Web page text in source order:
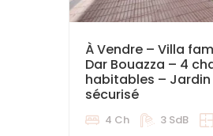
À Vendre – Villa
Dar Bouazza – 4
habitables –
sécurisé
4 Ch 3 SdB